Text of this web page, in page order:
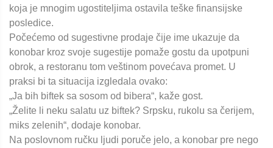
koja je mnogim ugostiteljima ostavila teške finansijske
posledice.
Počećemo od sugestivne prodaje čije ime ukazuje da
konobar kroz svoje sugestije pomaže gostu da upotpuni
obrok, a restoranu tom veštinom povećava promet. U
praksi bi ta situacija izgledala ovako:
„Ja bih biftek sa sosom od bibera“, kaže gost.
„Želite li neku salatu uz biftek? Srpsku, rukolu sa čerijem,
miks zelenih“, dodaje konobar.
Na poslovnom ručku ljudi poruče jelo, a konobar pre nego